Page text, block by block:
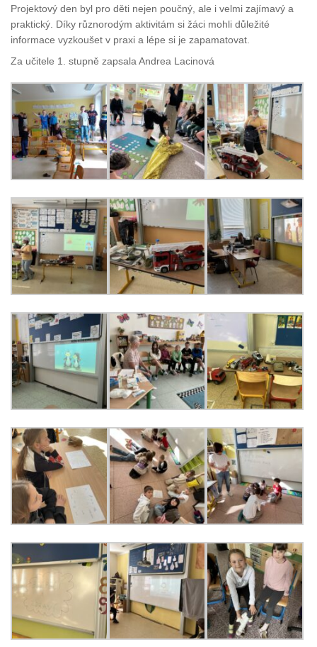
Projektový den byl pro děti nejen poučný, ale i velmi zajímavý a
praktický. Díky různorodým aktivitám si žáci mohli důležité
informace vyzkoušet v praxi a lépe si je zapamatovat.
Za učitele 1. stupně zapsala Andrea Lacinová